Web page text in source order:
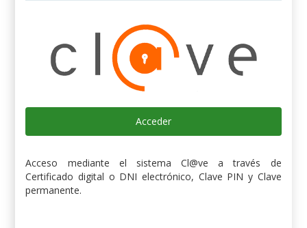
Acceder
Acceso mediante el sistema Cl@ve a través de
Certificado digital o DNI electrónico, Clave PIN y Clave
permanente.